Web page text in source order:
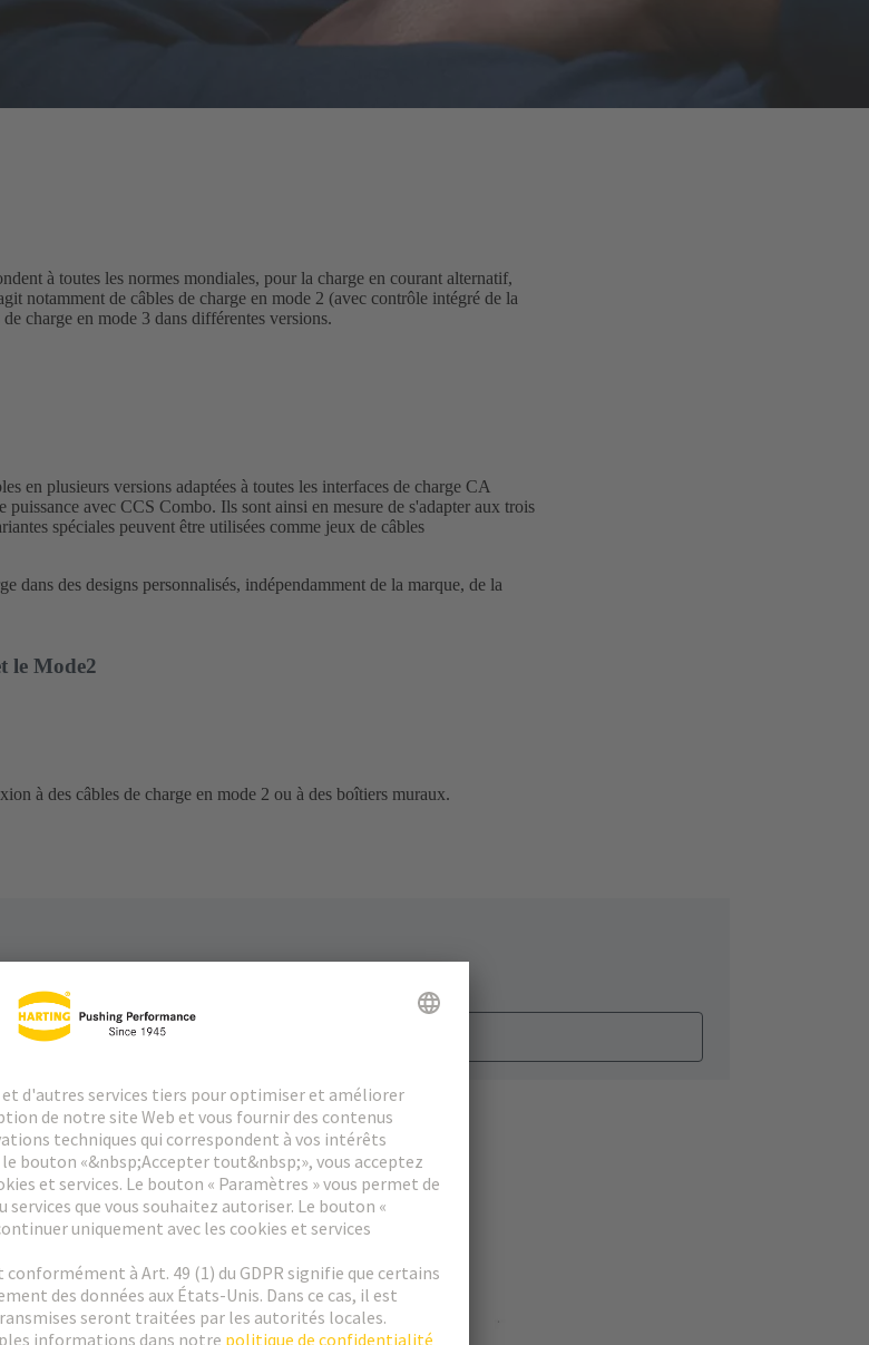
à toutes les normes mondiales, pour la charge en courant alternatif,
notamment de câbles de charge en mode 2 (avec contrôle intégré de la
charge en mode 3 dans différentes versions.
en plusieurs versions adaptées à toutes les interfaces de charge CA
avec CCS Combo. Ils sont ainsi en mesure de s'adapter aux trois
spéciales peuvent être utilisées comme jeux de câbles
dans des designs personnalisés, indépendamment de la marque, de la
le Mode2
à des câbles de charge en mode 2 ou à des boîtiers muraux.
Télécharger